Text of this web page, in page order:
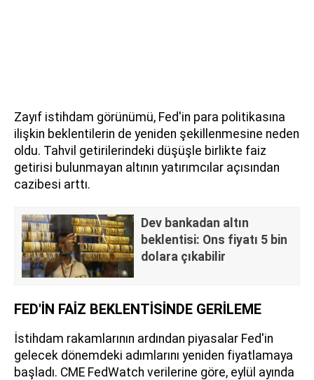
Zayıf istihdam görünümü, Fed'in para politikasına
ilişkin beklentilerin de yeniden şekillenmesine neden
oldu. Tahvil getirilerindeki düşüşle birlikte faiz
getirisi bulunmayan altının yatırımcılar açısından
cazibesi arttı.
Dev bankadan altın
beklentisi: Ons fiyatı 5 bin
dolara çıkabilir
FED'İN FAİZ BEKLENTİSİNDE GERİLEME
İstihdam rakamlarının ardından piyasalar Fed'in
gelecek dönemdeki adımlarını yeniden fiyatlamaya
başladı. CME FedWatch verilerine göre, eylül ayında